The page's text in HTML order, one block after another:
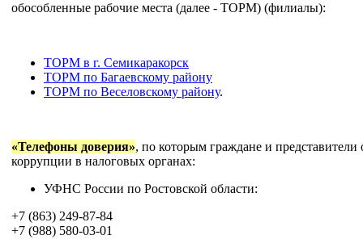
обособленные рабочие места (далее - ТОРМ) (филиалы):
ТОРМ в г. Семикаракорск
ТОРМ по Багаевскому району
ТОРМ по Веселовскому району.
«Телефоны доверия», по которым граждане и
коррупции в налоговых органах:
УФНС России по Ростовской области:
+7 (863) 249-87-84
+7 (988) 580-03-01